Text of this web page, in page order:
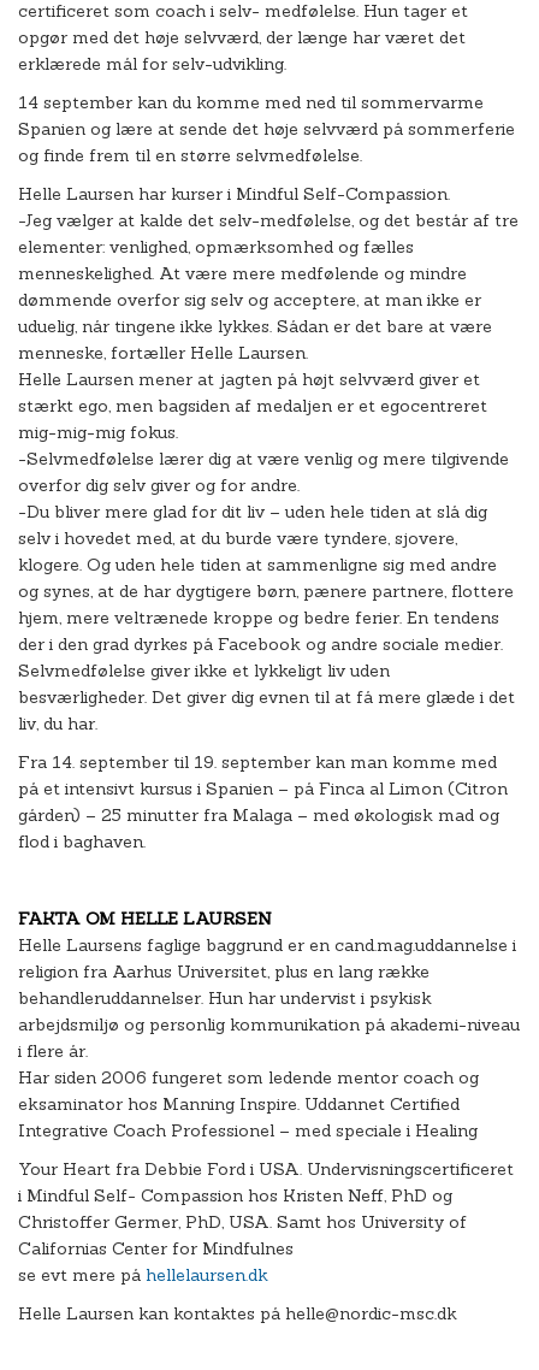
certificeret som coach i selv- medfølelse. Hun tager et
opgør med det høje selvværd, der længe har været det
erklærede mål for selv-udvikling.
14 september kan du komme med ned til sommervarme
Spanien og lære at sende det høje selvværd på sommerferie
og finde frem til en større selvmedfølelse.
Helle Laursen har kurser i Mindful Self-Compassion.
-Jeg vælger at kalde det selv-medfølelse, og det består af tre
elementer: venlighed, opmærksomhed og fælles
menneskelighed. At være mere medfølende og mindre
dømmende overfor sig selv og acceptere, at man ikke er
uduelig, når tingene ikke lykkes. Sådan er det bare at være
menneske, fortæller Helle Laursen.
Helle Laursen mener at jagten på højt selvværd giver et
stærkt ego, men bagsiden af medaljen er et egocentreret
mig-mig-mig fokus.
-Selvmedfølelse lærer dig at være venlig og mere tilgivende
overfor dig selv giver og for andre.
-Du bliver mere glad for dit liv – uden hele tiden at slå dig
selv i hovedet med, at du burde være tyndere, sjovere,
klogere. Og uden hele tiden at sammenligne sig med andre
og synes, at de har dygtigere børn, pænere partnere, flottere
hjem, mere veltrænede kroppe og bedre ferier. En tendens
der i den grad dyrkes på Facebook og andre sociale medier.
Selvmedfølelse giver ikke et lykkeligt liv uden
besværligheder. Det giver dig evnen til at få mere glæde i det
liv, du har.
Fra 14. september til 19. september kan man komme med
på et intensivt kursus i Spanien – på Finca al Limon (Citron
gården) – 25 minutter fra Malaga – med økologisk mad og
flod i baghaven.
FAKTA OM HELLE LAURSEN
Helle Laursens faglige baggrund er en cand.mag.uddannelse i
religion fra Aarhus Universitet, plus en lang række
behandleruddannelser. Hun har undervist i psykisk
arbejdsmiljø og personlig kommunikation på akademi-niveau
i flere år.
Har siden 2006 fungeret som ledende mentor coach og
eksaminator hos Manning Inspire. Uddannet Certified
Integrative Coach Professionel – med speciale i Healing
Your Heart fra Debbie Ford i USA. Undervisningscertificeret
i Mindful Self- Compassion hos Kristen Neff, PhD og
Christoffer Germer, PhD, USA. Samt hos University of
Californias Center for Mindfulnes
se evt mere på hellelaursen.dk
Helle Laursen kan kontaktes på helle@nordic-msc.dk